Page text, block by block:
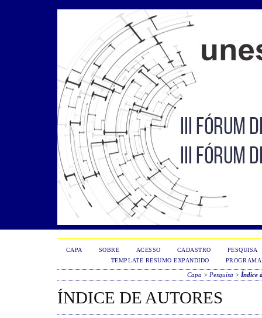
CAPA SOBRE ACESSO CADASTRO
PESQUISA
TEMPLATE RESUMO EXPANDIDO
PROGRAMA
Capa > Pesquisa > Índice
ÍNDICE DE AUTORES